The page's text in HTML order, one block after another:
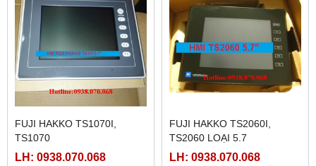
FUJI HAKKO TS1070I,
TS1070
LH: 0938.070.068
FUJI HAKKO TS2060I,
TS2060 LOẠI 5.7
LH: 0938.070.068